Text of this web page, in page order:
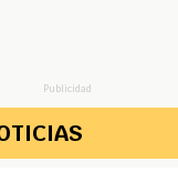
Publicidad